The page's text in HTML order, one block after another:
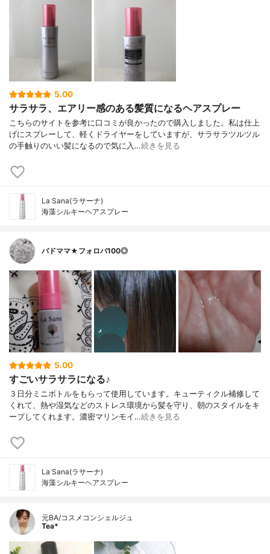
5.00
サラサラ、エアリー感のある髪質になるヘアスプレー
こちらのサイトを参考に口コミが良かったので購入しました。私は仕上
げにスプレーして、軽くドライヤーをしていますが、サラサラツルツル
の手触りのいい髪になるので気に入…続きを見る
La Sana(ラサーナ)
海藻シルキーヘアスプレー
バドママ★フォロバ100◎
5.00
すごいサラサラになる♪
３日分ミニボトルをもらって使用しています。キューティクル補修して
くれて、熱や湿気などのストレス環境から髪を守り、朝のスタイルをキ
ープしてくれます。濃密マリンモイ…続きを見る
La Sana(ラサーナ)
海藻シルキーヘアスプレー
元BA/コスメコンシェルジュ
Tea*